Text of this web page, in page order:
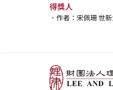
得獎人
．作者：宋佩珊世